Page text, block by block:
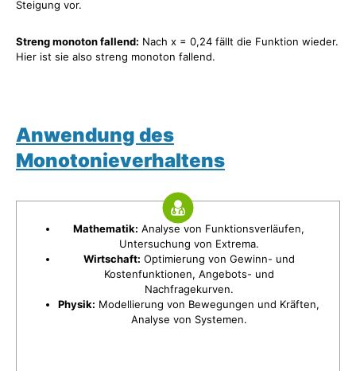
Steigung vor.
Streng monoton fallend: Nach x = 0,24 fällt die Funktion wieder.
Hier ist sie also streng monoton fallend.
Anwendung des
Monotonieverhaltens
Mathematik: Analyse von Funktionsverläufen,
Untersuchung von Extrema.
Wirtschaft: Optimierung von Gewinn- und
Kostenfunktionen, Angebots- und
Nachfragekurven.
Physik: Modellierung von Bewegungen und Kräften,
Analyse von Systemen.